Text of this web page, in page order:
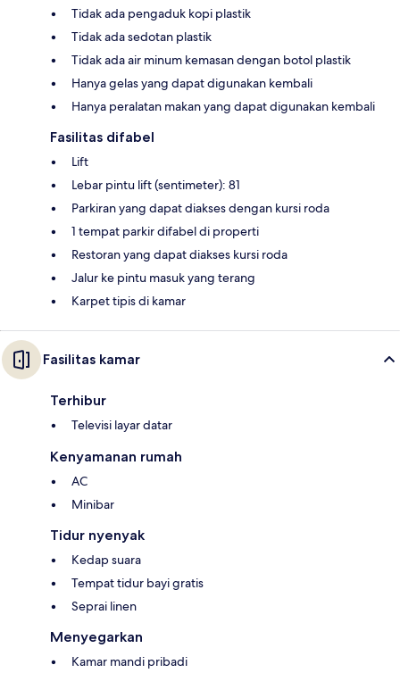
Tidak ada pengaduk kopi plastik
Tidak ada sedotan plastik
Tidak ada air minum kemasan dengan botol plastik
Hanya gelas yang dapat digunakan kembali
Hanya peralatan makan yang dapat digunakan kembali
Fasilitas difabel
Lift
Lebar pintu lift (sentimeter): 81
Parkiran yang dapat diakses dengan kursi roda
1 tempat parkir difabel di properti
Restoran yang dapat diakses kursi roda
Jalur ke pintu masuk yang terang
Karpet tipis di kamar
Fasilitas kamar
Terhibur
Televisi layar datar
Kenyamanan rumah
AC
Minibar
Tidur nyenyak
Kedap suara
Tempat tidur bayi gratis
Seprai linen
Menyegarkan
Kamar mandi pribadi